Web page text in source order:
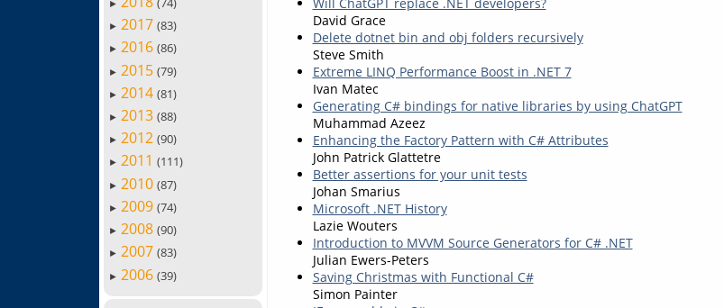
►
► 2017 (83)
► 2016 (86)
► 2015 (79)
► 2014 (81)
► 2013 (88)
► 2012 (90)
► 2011 (111)
► 2010 (87)
► 2009 (74)
► 2008 (90)
► 2007 (83)
► 2006 (39)
David Grace
Delete dotnet bin and obj folders recursively
Steve Smith
Extreme LINQ Performance Boost in .NET 7
Ivan Matec
Generating C# bindings for native libraries by using ChatGPT
Muhammad Azeez
Enhancing the Factory Pattern with C# Attributes
John Patrick Glattetre
Better assertions for your unit tests
Johan Smarius
Microsoft .NET History
Lazie Wouters
Introduction to MVVM Source Generators for C# .NET
Julian Ewers-Peters
Saving Christmas with Functional C#
Simon Painter